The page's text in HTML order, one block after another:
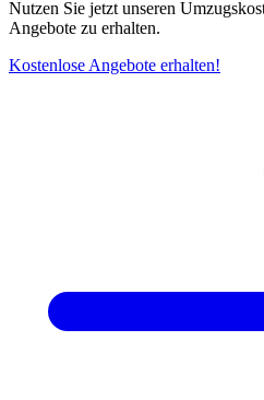
Nutzen Sie jetzt unseren
Angebote zu erhalten.
Kostenlose Angebote erhalten!